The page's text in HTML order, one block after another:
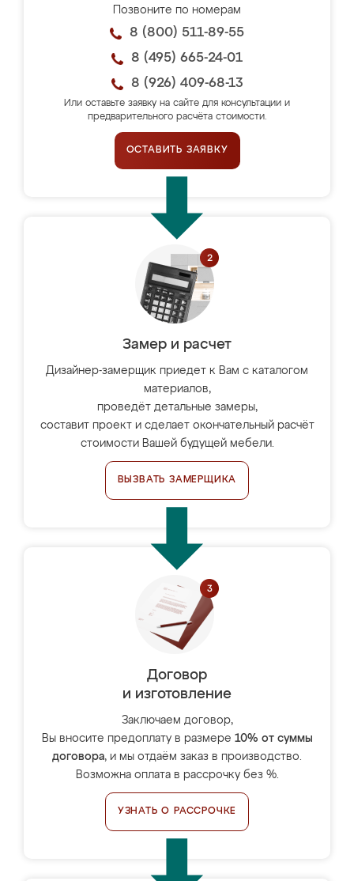
Позвоните по номерам
8 (800) 511-89-55
8 (495) 665-24-01
8 (926) 409-68-13
Или оставьте заявку на сайте для консультации и
предварительного расчёта стоимости.
ОСТАВИТЬ ЗАЯВКУ
Замер и расчет
Дизайнер-замерщик приедет к Вам с каталогом
материалов,
проведёт детальные замеры,
составит проект и сделает окончательный расчёт
стоимости Вашей будущей мебели.
ВЫЗВАТЬ ЗАМЕРЩИКА
Договор
и изготовление
Заключаем договор,
Вы вносите предоплату в размере 10% от суммы
договора, и мы отдаём заказ в производство.
Возможна оплата в рассрочку без %.
УЗНАТЬ О РАССРОЧКЕ